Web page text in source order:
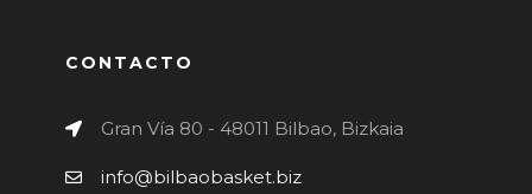
CONTACTO
Gran Vía 80 - 48011 Bilbao, Bizkaia
info@bilbaobasket.biz